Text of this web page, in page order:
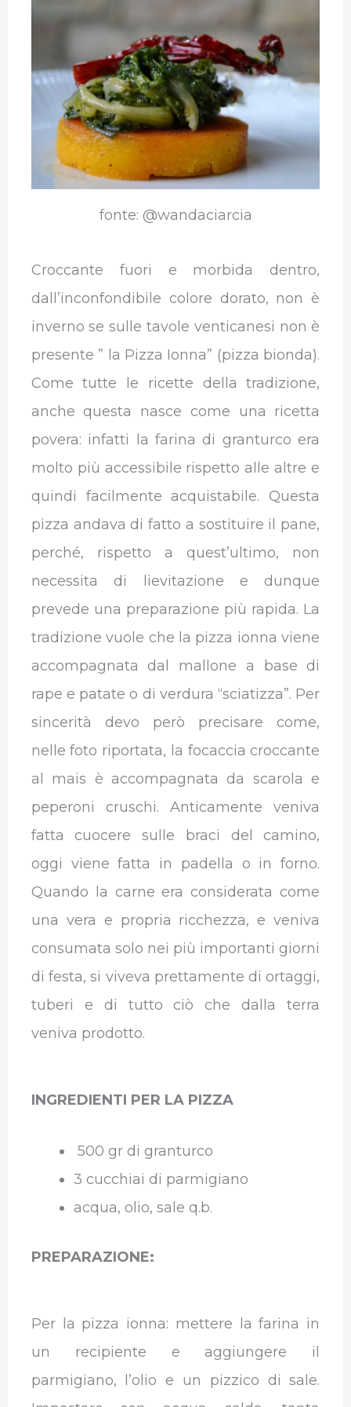
b
k
r
d
I
n
A
p
p
r
a
m
r
fonte: @wandaciarcia
Croccante fuori e morbida dentro,
dall’inconfondibile colore dorato, non è
inverno se sulle tavole venticanesi non è
presente ” la Pizza Ionna” (pizza bionda).
Come tutte le ricette della tradizione,
anche questa nasce come una ricetta
povera: infatti la farina di granturco era
molto più accessibile rispetto alle altre e
quindi facilmente acquistabile. Questa
pizza andava di fatto a sostituire il pane,
perché, rispetto a quest’ultimo, non
necessita di lievitazione e dunque
prevede una preparazione più rapida. La
tradizione vuole che la pizza ionna viene
accompagnata dal mallone a base di
rape e patate o di verdura “sciatizza”. Per
sincerità devo però precisare come,
nelle foto riportata, la focaccia croccante
al mais è accompagnata da scarola e
peperoni cruschi. Anticamente veniva
fatta cuocere sulle braci del camino,
oggi viene fatta in padella o in forno.
Quando la carne era considerata come
una vera e propria ricchezza, e veniva
consumata solo nei più importanti giorni
di festa, si viveva prettamente di ortaggi,
tuberi e di tutto ciò che dalla terra
veniva prodotto.
INGREDIENTI PER LA PIZZA
500 gr di granturco
3 cucchiai di parmigiano
acqua, olio, sale q.b.
PREPARAZIONE:
Per la pizza ionna: mettere la farina in
un recipiente e aggiungere il
parmigiano, l’olio e un pizzico di sale.